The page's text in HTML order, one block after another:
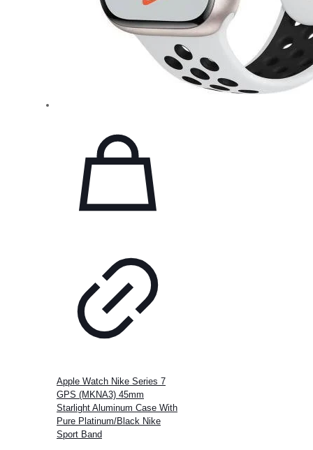
Apple Watch Nike Series 7
GPS (MKNA3) 45mm
Starlight Aluminum Case With
Pure Platinum/Black Nike
Sport Band